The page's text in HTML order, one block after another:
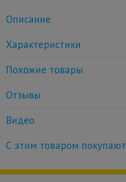
Описание
Характеристики
Похожие товары
Отзывы
Видео
С этим товаром покупают